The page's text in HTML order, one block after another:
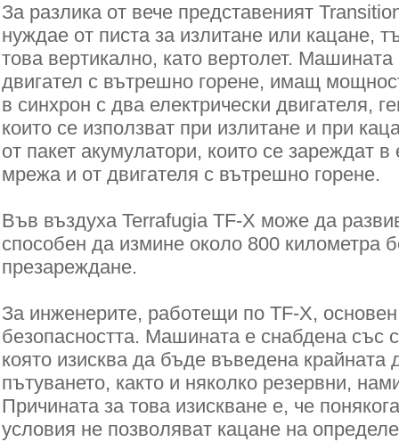
За разлика от вече представеният
нуждае от писта за излитане или кацане,
това вертикално, като вертолет.
двигател с вътрешно горене, имащ
в синхрон с два електрически двигателя,
които се използват при излитане и при
от пакет акумулатори, които се зареждат в
мрежа и от двигателя с вътрешно горене.
Във въздуха Terrafugia TF-X може да
способен да измине около 800 километра
презареждане.
За инженерите, работещи по TF-X,
безопасността. Машината е снабдена със
която изисква да бъде въведена крайната
пътуването, както и няколко резервни,
Причината за това изискване е, че
условия не позволяват кацане на